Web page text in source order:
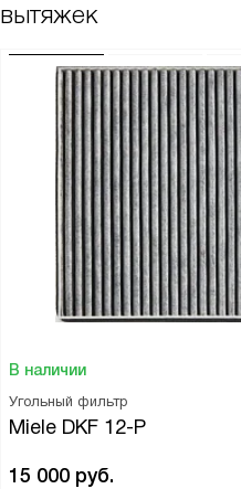
вытяжек
В наличии
Угольный фильтр
Miele DKF 12-P
15 000 руб.